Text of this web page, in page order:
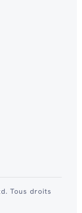
Tous droits